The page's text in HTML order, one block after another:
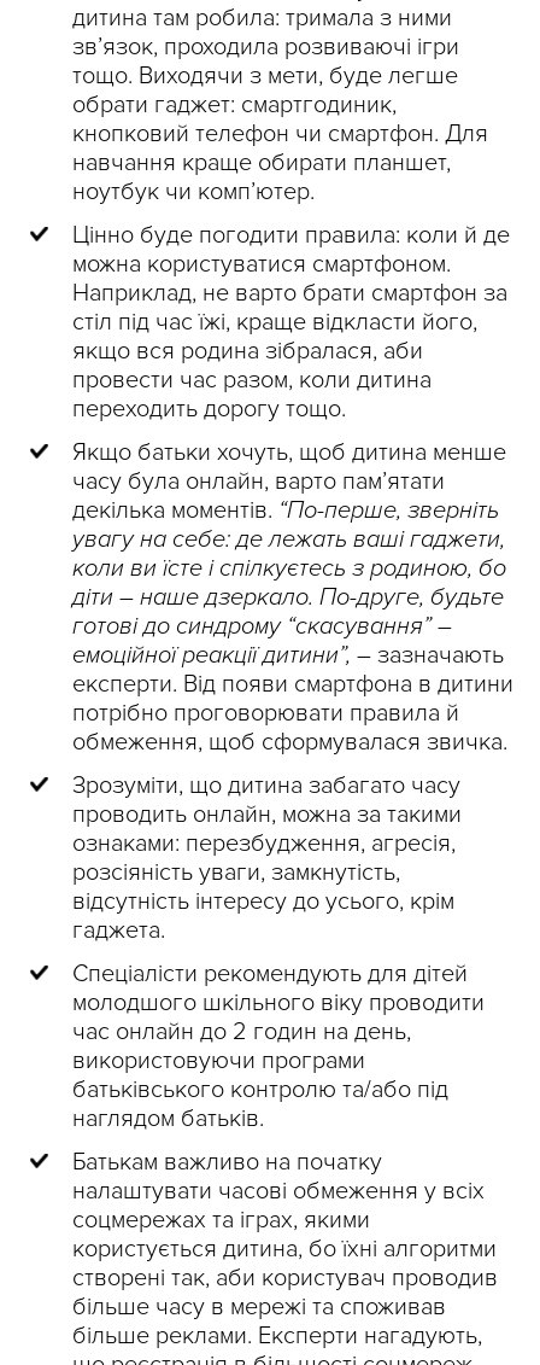
дитина там робила: тримала з ними
зв’язок, проходила розвиваючі ігри
тощо. Виходячи з мети, буде легше
обрати гаджет: смартгодиник,
кнопковий телефон чи смартфон. Для
навчання краще обирати планшет,
ноутбук чи комп’ютер.
Цінно буде погодити правила: коли й де
можна користуватися смартфоном.
Наприклад, не варто брати смартфон за
стіл під час їжі, краще відкласти його,
якщо вся родина зібралася, аби
провести час разом, коли дитина
переходить дорогу тощо.
Якщо батьки хочуть, щоб дитина менше
часу була онлайн, варто пам’ятати
декілька моментів. “По-перше, зверніть
увагу на себе: де лежать ваші гаджети,
коли ви їсте і спілкуєтесь з родиною, бо
діти – наше дзеркало. По-друге, будьте
готові до синдрому “скасування” –
емоційної реакції дитини”, – зазначають
експерти. Від появи смартфона в дитини
потрібно проговорювати правила й
обмеження, щоб сформувалася звичка.
Зрозуміти, що дитина забагато часу
проводить онлайн, можна за такими
ознаками: перезбудження, агресія,
розсіяність уваги, замкнутість,
відсутність інтересу до усього, крім
гаджета.
Спеціалісти рекомендують для дітей
молодшого шкільного віку проводити
час онлайн до 2 годин на день,
використовуючи програми
батьківського контролю та/або під
наглядом батьків.
Батькам важливо на початку
налаштувати часові обмеження у всіх
соцмережах та іграх, якими
користується дитина, бо їхні алгоритми
створені так, аби користувач проводив
більше часу в мережі та споживав
більше реклами. Експерти нагадують,